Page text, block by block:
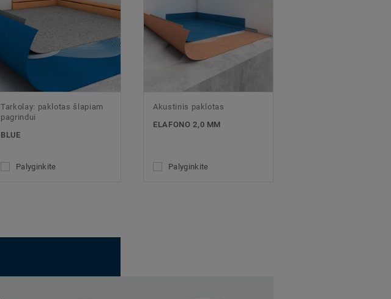
Tarkolay: paklotas šlapiam
pagrindui
BLUE
Palyginkite
Akustinis paklotas
ELAFONO 2,0 MM
Palyginkite